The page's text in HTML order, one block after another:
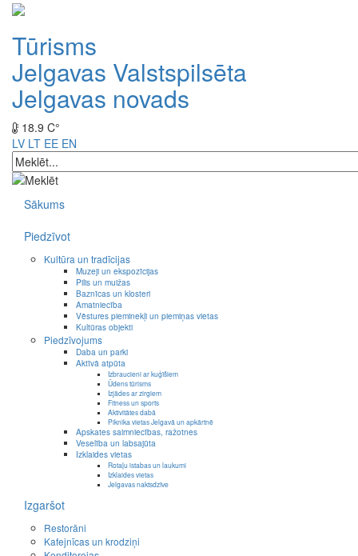
Tūrisms
Jelgavas Valstspilsēta
Jelgavas novads
18.9 C°
LV LT EE EN
Sākums
Piedzīvot
Kultūra un tradīcijas
Muzeji un ekspozīcijas
Pilis un muižas
Baznīcas un klosteri
Amatniecība
Vēstures pieminekļi un piemiņas vietas
Kultūras objekti
Piedzīvojums
Daba un parki
Aktīvā atpūta
Izbraucieni ar kuģīšiem
Ūdens tūrisms
Izjādes ar zirgiem
Fitness un sports
Aktivitātes dabā
Piknika vietas Jelgavā un apkārtnē
Apskates saimniecības, ražotnes
Veselība un labsajūta
Izklaides vietas
Rotaļu istabas un laukumi
Izklaides vietas
Jelgavas naktsdzīve
Izgaršot
Restorāni
Kafejnīcas un krodziņi